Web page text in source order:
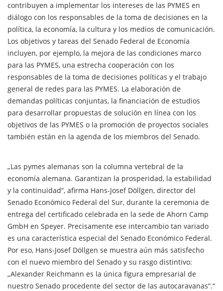
contribuyen a implementar los intereses de las PYMES en
diálogo con los responsables de la toma de decisiones en la
política, la economía, la cultura y los medios de comunicación.
Los objetivos y tareas del Senado Federal de Economía
incluyen, por ejemplo, la mejora de las condiciones marco
para las PYMES, una estrecha cooperación con los
responsables de la toma de decisiones políticas y el trabajo
general de redes para las PYMES. La elaboración de
demandas políticas conjuntas, la financiación de estudios
para desarrollar propuestas de solución en línea con los
objetivos de las PYMES o la promoción de proyectos sociales
también están en la agenda de los miembros del Senado.
„Las pymes alemanas son la columna vertebral de la
economía alemana. Garantizan la prosperidad, la estabilidad
y la continuidad“, afirma Hans-Josef Döllgen, director del
Senado Económico Federal del Sur, durante la ceremonia de
entrega del certificado celebrada en la sede de Ahorn Camp
GmbH en Speyer. Precisamente ese intercambio tan variado
es una característica especial del Senado Económico Federal.
Por eso, Hans-Josef Döllgen se muestra aún más satisfecho
con el nuevo miembro del Senado y su rasgo distintivo:
„Alexander Reichmann es la única figura empresarial de
nuestro Senado procedente del sector de las autocaravanas“.“